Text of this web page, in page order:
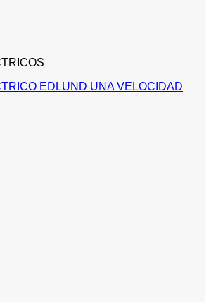
EDLUND UNA VELOCIDAD